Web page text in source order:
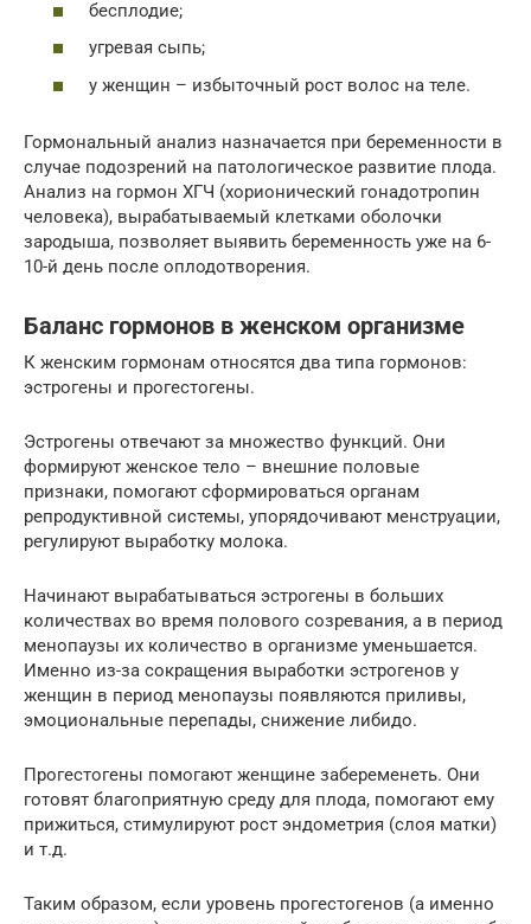
бесплодие;
угревая сыпь;
у женщин – избыточный рост волос на теле.
Гормональный анализ назначается при беременности в
случае подозрений на патологическое развитие плода.
Анализ на гормон ХГЧ (хорионический гонадотропин
человека), вырабатываемый клетками оболочки
зародыша, позволяет выявить беременность уже на 6-
10-й день после оплодотворения.
Баланс гормонов в женском организме
К женским гормонам относятся два типа гормонов:
эстрогены и прогестогены.
Эстрогены отвечают за множество функций. Они
формируют женское тело – внешние половые
признаки, помогают сформироваться органам
репродуктивной системы, упорядочивают менструации,
регулируют выработку молока.
Начинают вырабатываться эстрогены в больших
количествах во время полового созревания, а в период
менопаузы их количество в организме уменьшается.
Именно из-за сокращения выработки эстрогенов у
женщин в период менопаузы появляются приливы,
эмоциональные перепады, снижение либидо.
Прогестогены помогают женщине забеременеть. Они
готовят благоприятную среду для плода, помогают ему
прижиться, стимулируют рост эндометрия (слоя матки)
и т.д.
Таким образом, если уровень прогестогенов (а именно